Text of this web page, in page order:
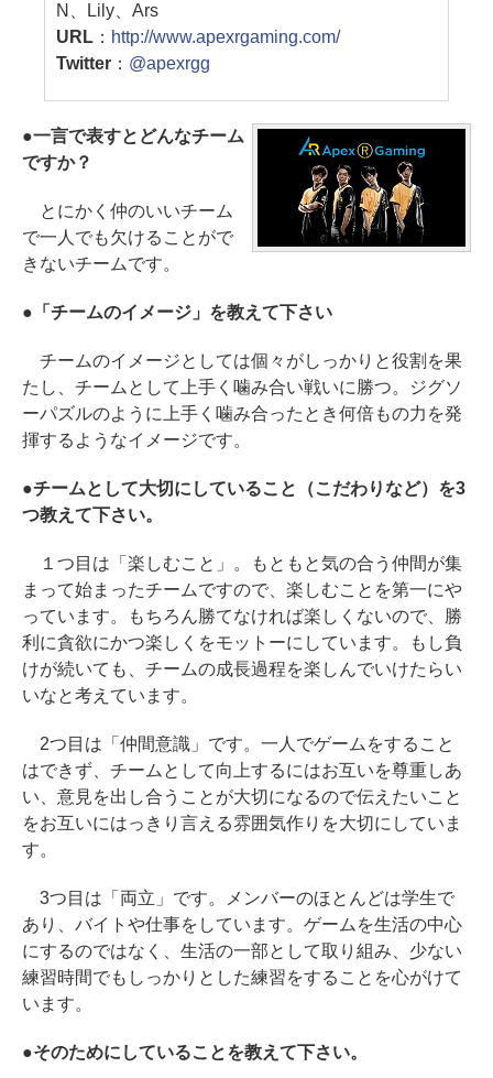
N、Lily、Ars
URL ： http://www.apexrgaming.com/
Twitter ： @apexrgg
●一言で表すとどんなチーム
ですか？
とにかく仲のいいチーム
で一人でも欠けることがで
きないチームです。
●「チームのイメージ」を教えて下さい
チームのイメージとしては個々がしっかりと役割を果
たし、チームとして上手く噛み合い戦いに勝つ。ジグソ
ーパズルのように上手く噛み合ったとき何倍もの力を発
揮するようなイメージです。
●チームとして大切にしていること（こだわりなど）を3
つ教えて下さい。
１つ目は「楽しむこと」。もともと気の合う仲間が集
まって始まったチームですので、楽しむことを第一にや
っています。もちろん勝てなければ楽しくないので、勝
利に貪欲にかつ楽しくをモットーにしています。もし負
けが続いても、チームの成長過程を楽しんでいけたらい
いなと考えています。
2つ目は「仲間意識」です。一人でゲームをすること
はできず、チームとして向上するにはお互いを尊重しあ
い、意見を出し合うことが大切になるので伝えたいこと
をお互いにはっきり言える雰囲気作りを大切にしていま
す。
3つ目は「両立」です。メンバーのほとんどは学生で
あり、バイトや仕事をしています。ゲームを生活の中心
にするのではなく、生活の一部として取り組み、少ない
練習時間でもしっかりとした練習をすることを心がけて
います。
●そのためにしていることを教えて下さい。